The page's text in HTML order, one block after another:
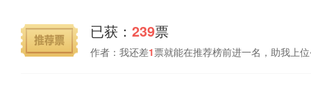
已获： 239票
作者：我还差1票就能在推荐榜前进一名，助我上